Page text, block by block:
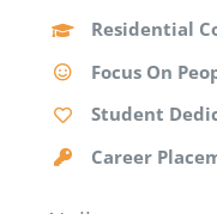
Residential
Focus On
Student
Career